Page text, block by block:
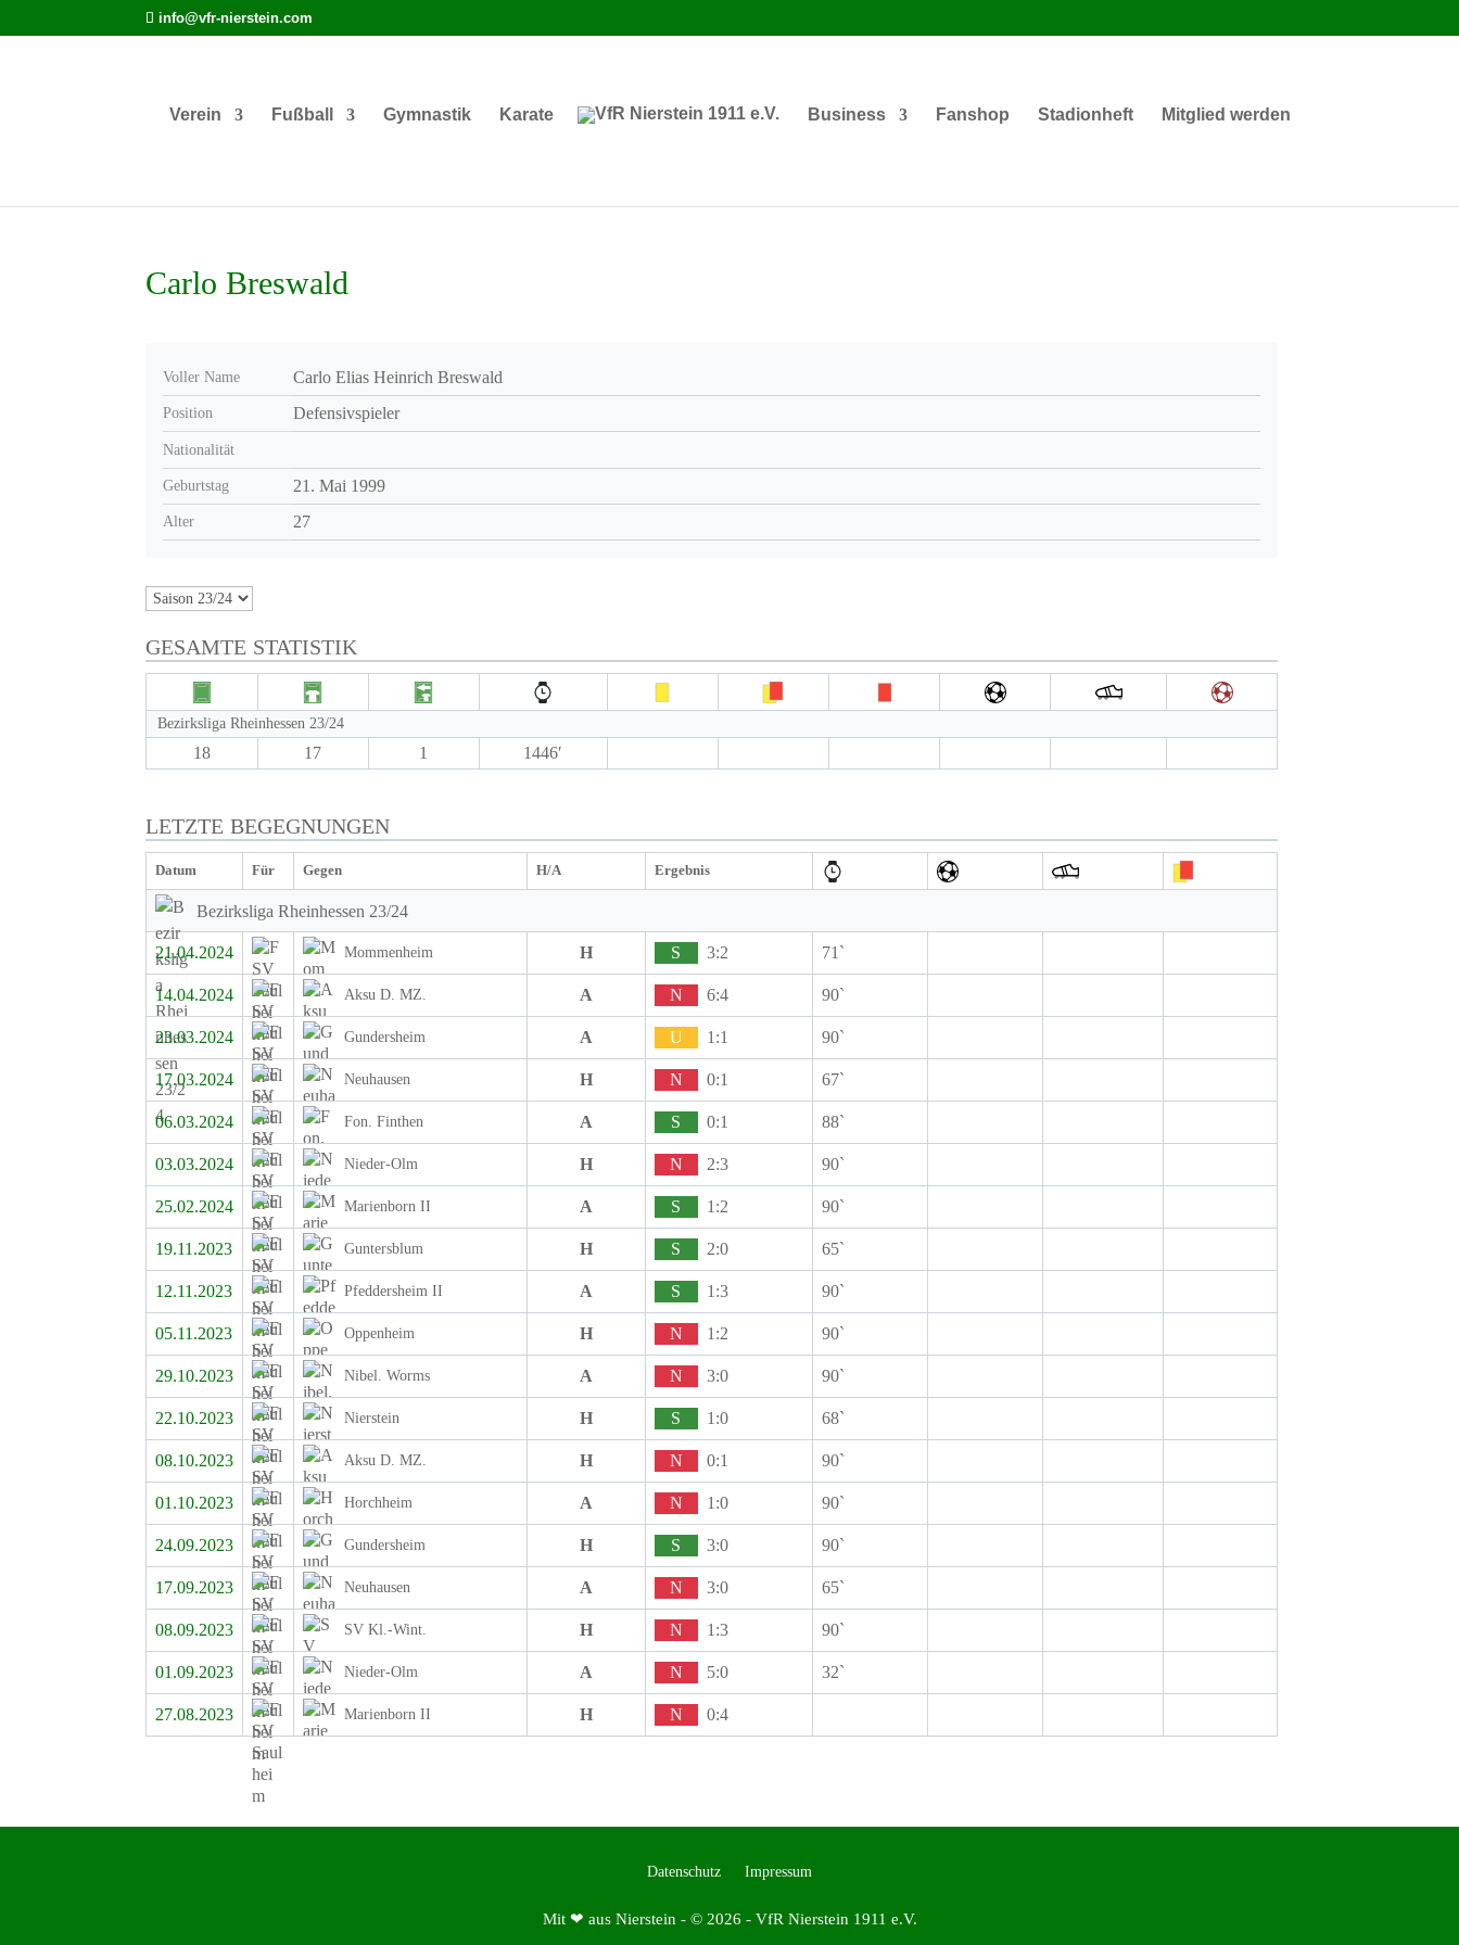
info@vfr-nierstein.com
Verein Fußball Gymnastik Karate Business Fanshop Stadionheft Mitglied werden
Carlo Breswald
Voller Name Carlo Elias Heinrich Breswald
Position Defensivspieler
Nationalität
Geburtstag 21. Mai 1999
Alter 27
GESAMTE STATISTIK
Bezirksliga Rheinhessen 23/24
18 17 1 1446′
LETZTE BEGEGNUNGEN
Datum Für Gegen H/A Ergebnis
Bezirksliga Rheinhessen 23/24
21.04.2024 Mommenheim H S 3:2 71`
14.04.2024 Aksu D. MZ. A N 6:4 90`
23.03.2024 Gundersheim A U 1:1 90`
17.03.2024 Neuhausen H N 0:1 67`
06.03.2024 Fon. Finthen A S 0:1 88`
03.03.2024 Nieder-Olm H N 2:3 90`
25.02.2024 Marienborn II A S 1:2 90`
19.11.2023 Guntersblum H S 2:0 65`
12.11.2023 Pfeddersheim II A S 1:3 90`
05.11.2023 Oppenheim H N 1:2 90`
29.10.2023 Nibel. Worms A N 3:0 90`
22.10.2023 Nierstein H S 1:0 68`
08.10.2023 Aksu D. MZ. H N 0:1 90`
01.10.2023 Horchheim A N 1:0 90`
24.09.2023 Gundersheim H S 3:0 90`
17.09.2023 Neuhausen A N 3:0 65`
08.09.2023 SV Kl.-Wint. H N 1:3 90`
01.09.2023 Nieder-Olm A N 5:0 32`
27.08.2023 Marienborn II H N 0:4
Datenschutz Impressum
Mit ❤ aus Nierstein - © 2026 - VfR Nierstein 1911 e.V.